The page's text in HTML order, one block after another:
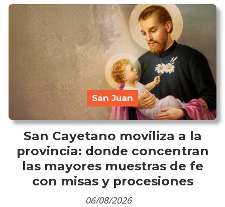
San Cayetano moviliza a la
provincia: donde concentran
las mayores muestras de fe
con misas y procesiones
San Juan
06/08/2026